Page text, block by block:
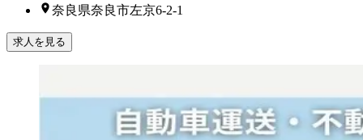
奈良県奈良市左京6-2-1
求人を見る